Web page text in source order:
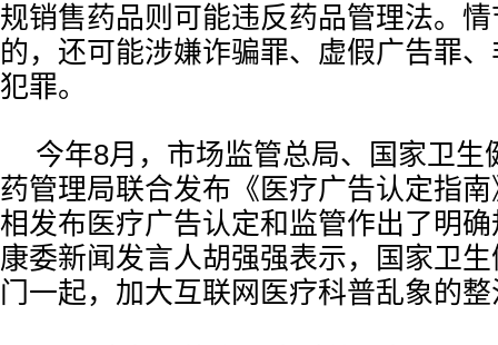
规销售药品则可能违反药品管理法。
的，还可能涉嫌诈骗罪、虚假广告罪
犯罪。
今年8月，市场监管总局、国家卫生
药管理局联合发布《医疗广告认定指
相发布医疗广告认定和监管作出了明
康委新闻发言人胡强强表示，国家卫
门一起，加大互联网医疗科普乱象的